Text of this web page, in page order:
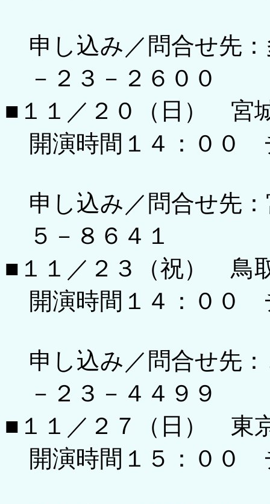
申し込み／問合せ先
－２３－２６００
■１１／２０（日） 宮
開演時間１４：００
申し込み／問合せ先
５－８６４１
■１１／２３（祝） 鳥
開演時間１４：００
申し込み／問合せ先
－２３－４４９９
■１１／２７（日） 東
開演時間１５：００